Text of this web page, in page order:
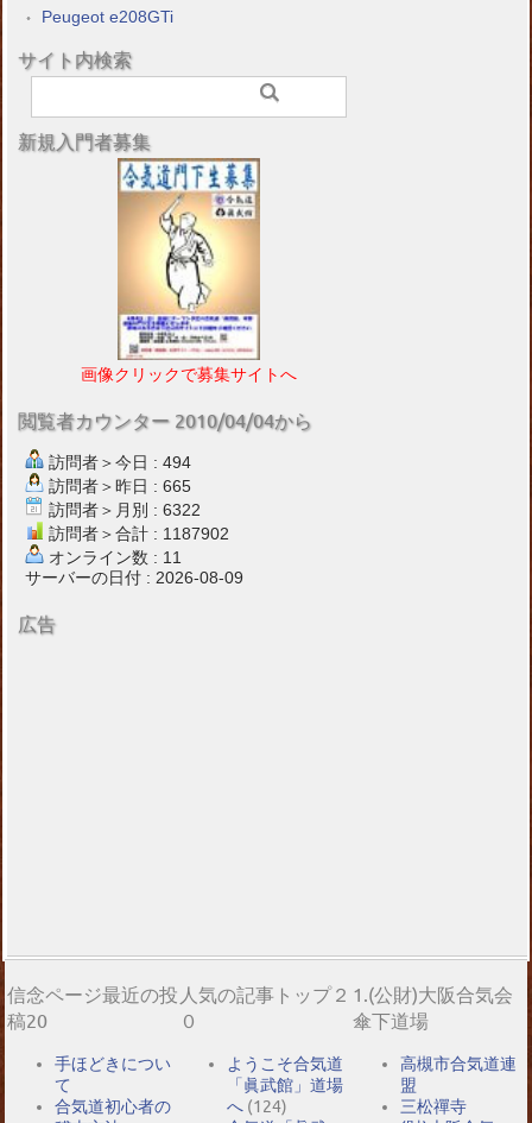
Peugeot e208GTi
サイト内検索
新規入門者募集
画像クリックで募集サイトへ
閲覧者カウンター 2010/04/04から
訪問者＞今日 : 494
訪問者＞昨日 : 665
訪問者＞月別 : 6322
訪問者＞合計 : 1187902
オンライン数 : 11
サーバーの日付 : 2026-08-09
広告
信念ページ最近の投
稿20
手ほどきについ
て
合気道初心者の
人気の記事トップ２
０
ようこそ合気道
「眞武館」道場
へ (124)
1.(公財)大阪合気会
傘下道場
高槻市合気道連
盟
三松禪寺